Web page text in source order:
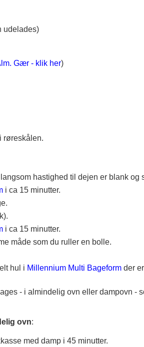
udelades)
Gær - klik her)
røreskålen.
hastighed til dejen er blank og
i ca 15 minutter.
i ca 15 minutter.
måde som du ruller en bolle.
hul i Millennium Multi Bageform der
- i almindelig ovn eller dampovn -
ovn:
med damp i 45 minutter.